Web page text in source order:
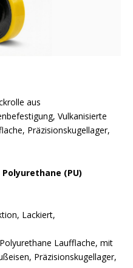
aus
Vulkanisierte
Präzisionskugellager,
(PU)
Lackiert,
Laufflache, mit
Präzisionskugellager,